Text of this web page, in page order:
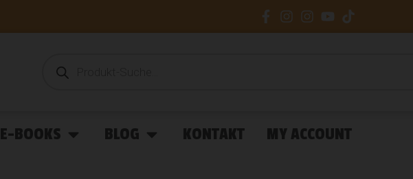
E-BOOKS BLOG KONTAKT MY ACCOUNT